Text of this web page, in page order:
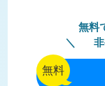
無料
無料